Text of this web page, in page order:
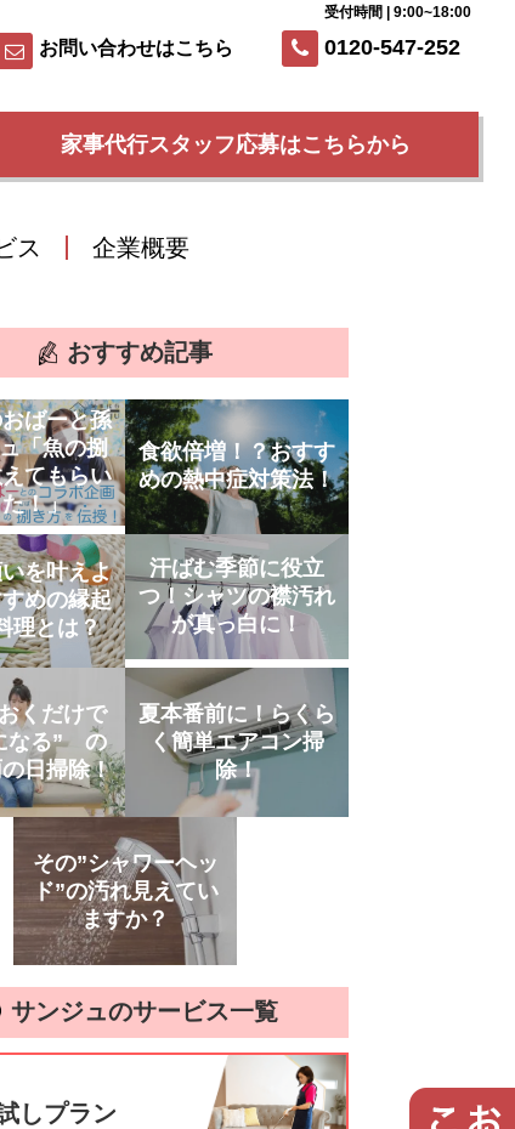
お問い合わせはこちら 0120-547-252
受付時間 | 9:00~18:00
家事代行スタッフ応募はこちらから
ス 企業概要
おすすめ記事
ばーと孫
「魚の捌
てもらい
！」
食欲倍増！？おすす
めの熱中症対策法！
を叶えよ
めの縁起
理とは？
汗ばむ季節に役立
つ！シャツの襟汚れ
が真っ白に！
くだけで
なる” の
日掃除！
夏本番前に！らくら
く簡単エアコン掃
除！
その”シャワーヘッ
ド”の汚れ見えてい
ますか？
サンジュのサービス一覧
しプラン